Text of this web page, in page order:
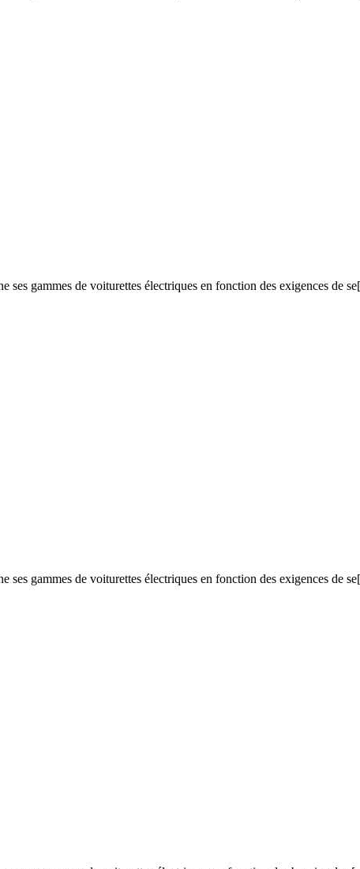
gammes de voiturettes électriques en fonction des exigences de
gammes de voiturettes électriques en fonction des exigences de